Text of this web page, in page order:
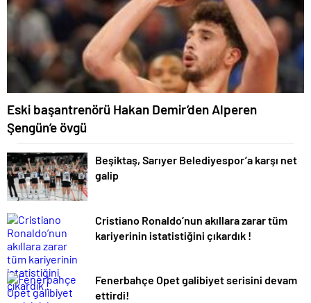
Eski başantrenörü Hakan Demir’den Alperen
Şengün’e övgü
Beşiktaş, Sarıyer Belediyespor’a karşı net
galip
Cristiano Ronaldo’nun akıllara zarar tüm
kariyerinin istatistiğini çıkardık !
Fenerbahçe Opet galibiyet serisini devam
ettirdi!